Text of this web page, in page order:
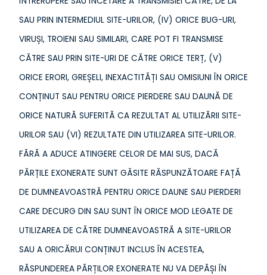
SAU PRIN INTERMEDIUL SITE-URILOR, (IV) ORICE BUG-URI,
VIRUȘI, TROIENI SAU SIMILARI, CARE POT FI TRANSMISE
CĂTRE SAU PRIN SITE-URI DE CĂTRE ORICE TERȚ, (V)
ORICE ERORI, GREȘELI, INEXACTITĂȚI SAU OMISIUNI ÎN ORICE
CONȚINUT SAU PENTRU ORICE PIERDERE SAU DAUNĂ DE
ORICE NATURĂ SUFERITĂ CA REZULTAT AL UTILIZĂRII SITE-
URILOR SAU (VI) REZULTATE DIN UTILIZAREA SITE-URILOR.
FĂRĂ A ADUCE ATINGERE CELOR DE MAI SUS, DACĂ
PĂRȚILE EXONERATE SUNT GĂSITE RĂSPUNZĂTOARE FAȚĂ
DE DUMNEAVOASTRĂ PENTRU ORICE DAUNE SAU PIERDERI
CARE DECURG DIN SAU SUNT ÎN ORICE MOD LEGATE DE
UTILIZAREA DE CĂTRE DUMNEAVOASTRĂ A SITE-URILOR
SAU A ORICĂRUI CONȚINUT INCLUS ÎN ACESTEA,
RĂSPUNDEREA PĂRȚILOR EXONERATE NU VA DEPĂȘI ÎN